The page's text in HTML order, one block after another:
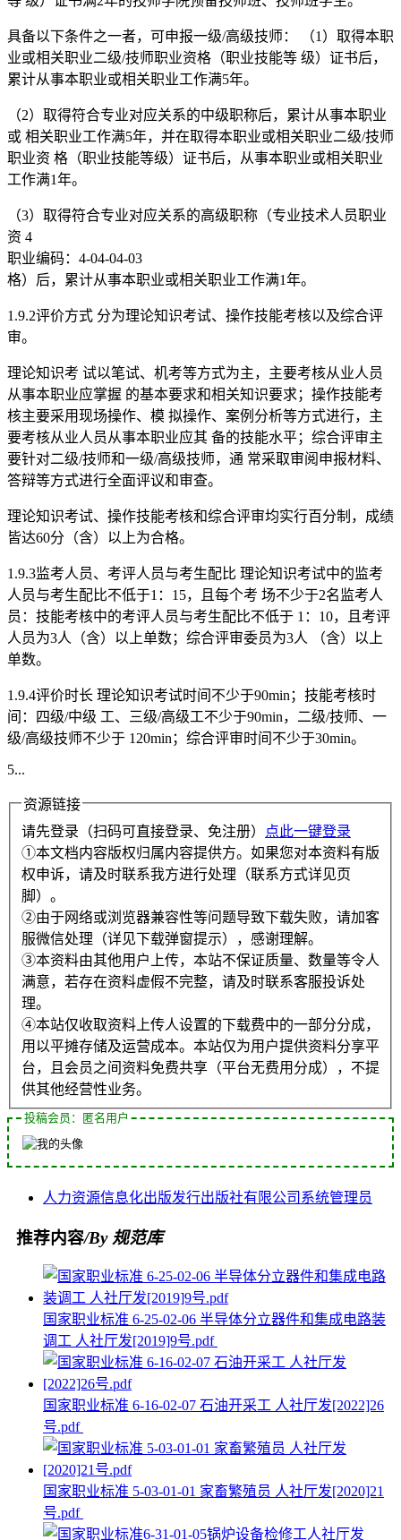
具备以下条件之一者，可申报一级/高级技师： （1）取得本职
业或相关职业二级/技师职业资格（职业技能等 级）证书后，
累计从事本职业或相关职业工作满5年。
（2）取得符合专业对应关系的中级职称后，累计从事本职业
或 相关职业工作满5年，并在取得本职业或相关职业二级/技师
职业资 格（职业技能等级）证书后，从事本职业或相关职业
工作满1年。
（3）取得符合专业对应关系的高级职称（专业技术人员职业
资 4
职业编码：4-04-04-03
格）后，累计从事本职业或相关职业工作满1年。
1.9.2评价方式 分为理论知识考试、操作技能考核以及综合评
审。
理论知识考 试以笔试、机考等方式为主，主要考核从业人员
从事本职业应掌握 的基本要求和相关知识要求；操作技能考
核主要采用现场操作、模 拟操作、案例分析等方式进行，主
要考核从业人员从事本职业应其 备的技能水平；综合评审主
要针对二级/技师和一级/高级技师，通 常采取审阅申报材料、
答辩等方式进行全面评议和审查。
理论知识考试、操作技能考核和综合评审均实行百分制，成绩
皆达60分（含）以上为合格。
1.9.3监考人员、考评人员与考生配比 理论知识考试中的监考
人员与考生配比不低于1：15，且每个考 场不少于2名监考人
员：技能考核中的考评人员与考生配比不低于 1：10，且考评
人员为3人（含）以上单数；综合评审委员为3人 （含）以上
单数。
1.9.4评价时长 理论知识考试时间不少于90min；技能考核时
间：四级/中级 工、三级/高级工不少于90min，二级/技师、一
级/高级技师不少于 120min；综合评审时间不少于30min。
5...
资源链接
请先登录（扫码可直接登录、免注册）
点此一键登录
①本文档内容版权归属内容提供方。如果您对本资料有版
权申诉，请及时联系我方进行处理（联系方式详见页
脚）。
②由于网络或浏览器兼容性等问题导致下载失败，请加客
服微信处理（详见下载弹窗提示），感谢理解。
③本资料由其他用户上传，本站不保证质量、数量等令人
满意，若存在资料虚假不完整，请及时联系客服投诉处
理。
④本站仅收取资料上传人设置的下载费中的一部分分成，
用以平摊存储及运营成本。本站仅为用户提供资料分享平
台，且会员之间资料免费共享（平台无费用分成），不提
供其他经营性业务。
投稿会员：匿名用户
人力资源信息化出版发行出版社有限公司 系统管理员
推荐内容/By 规范库
国家职业标准 6-25-02-06 半导体分立器件和集成电路装
调工 人社厅发[2019]9号.pdf
国家职业标准 6-16-02-07 石油开采工 人社厅发[2022]26
号.pdf
国家职业标准 5-03-01-01 家畜繁殖员 人社厅发[2020]21
号.pdf